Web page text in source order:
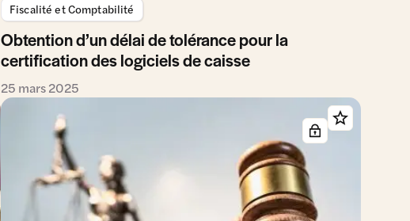
Fiscalité et Comptabilité
Obtention d’un délai de tolérance pour la
certification des logiciels de caisse
25 mars 2025